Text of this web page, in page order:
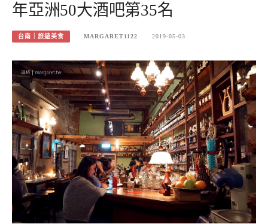
年亞洲50大酒吧第35名
台南｜旅遊美食 MARGARET1122 2019-05-03